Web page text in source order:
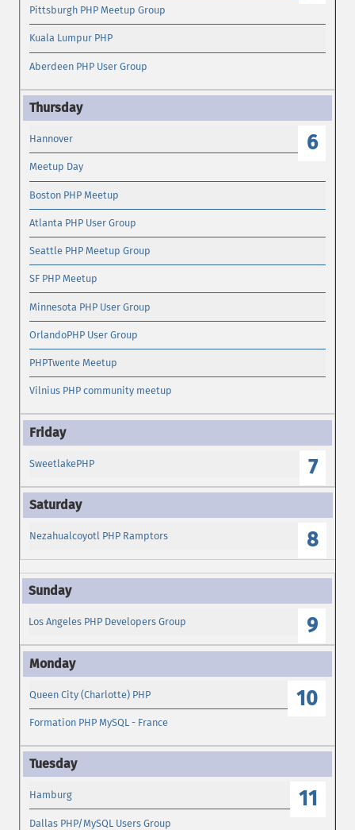
Pittsburgh PHP Meetup Group
Kuala Lumpur PHP
Aberdeen PHP User Group
6
Hannover
Meetup Day
Boston PHP Meetup
Atlanta PHP User Group
Seattle PHP Meetup Group
SF PHP Meetup
Minnesota PHP User Group
OrlandoPHP User Group
PHPTwente Meetup
Vilnius PHP community meetup
7
SweetlakePHP
8
Nezahualcoyotl PHP Ramptors
9
Los Angeles PHP Developers Group
10
Queen City (Charlotte) PHP
Formation PHP MySQL - France
11
Hamburg
Dallas PHP/MySQL Users Group